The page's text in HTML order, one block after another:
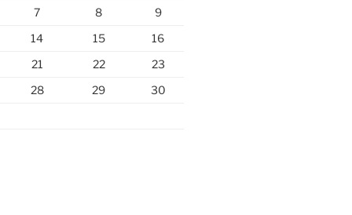
7 8
9
14 15
16
21 22
23
28 29
30